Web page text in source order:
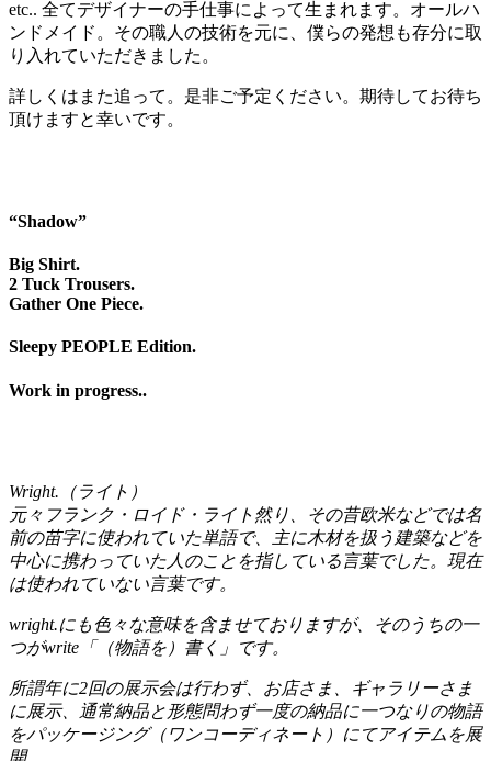
etc.. 全てデザイナーの手仕事によって生まれます。オールハ
ンドメイド。その職人の技術を元に、僕らの発想も存分に取
り入れていただきました。
詳しくはまた追って。是非ご予定ください。期待してお待ち
頂けますと幸いです。
“Shadow”
Big Shirt.
2 Tuck Trousers.
Gather One Piece.
Sleepy PEOPLE Edition.
Work in progress..
Wright.（ライト）
元々フランク・ロイド・ライト然り、その昔欧米などでは名
前の苗字に使われていた単語で、主に木材を扱う建築などを
中心に携わっていた人のことを指している言葉でした。現在
は使われていない言葉です。
wright.にも色々な意味を含ませておりますが、そのうちの一
つがwrite「（物語を）書く」です。
所謂年に2回の展示会は行わず、お店さま、ギャラリーさま
に展示、通常納品と形態問わず一度の納品に一つなりの物語
をパッケージング（ワンコーディネート）にてアイテムを展
開。